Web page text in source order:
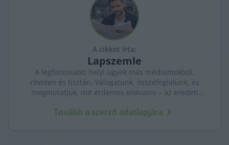
A cikket írta:
Lapszemle
A legfontosabb helyi ügyek más médiumokból,
röviden és tisztán. Válogatunk, összefoglalunk, és
megmutatjuk, mit érdemes elolvasni – az eredeti
Tovább a szerző adatlapjára